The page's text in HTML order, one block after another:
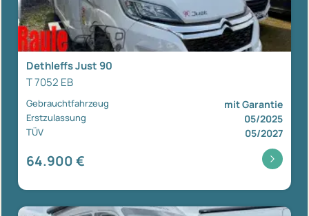
Dethleffs Just 90
T 7052 EB
Gebrauchtfahrzeug mit Garantie
Erstzulassung 05/2025
TÜV 05/2027
64.900 €